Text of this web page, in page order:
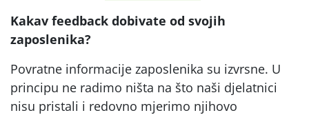
Kakav feedback dobivate od svojih
zaposlenika?
Povratne informacije zaposlenika su izvrsne. U
principu ne radimo ništa na što naši djelatnici
nisu pristali i redovno mjerimo njihovo